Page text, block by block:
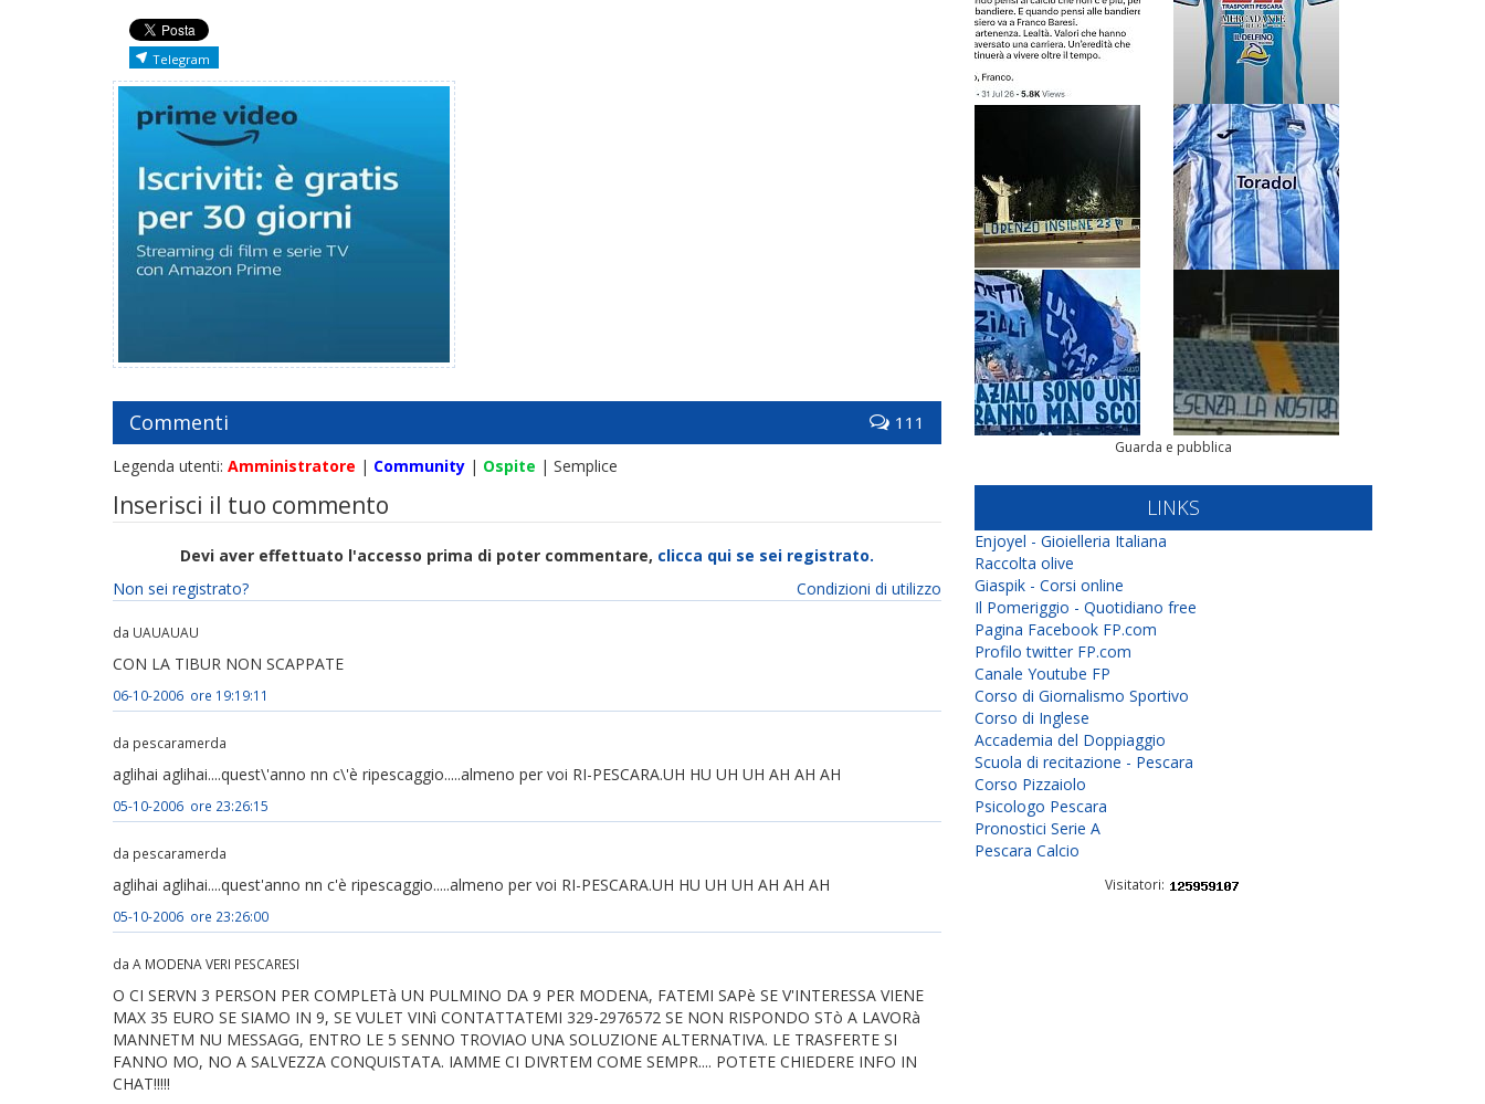
Telegram
Commenti 111
Legenda utenti: Amministratore | Community | Ospite | Semplice
Inserisci il tuo commento
Devi aver effettuato l'accesso prima di poter commentare, clicca qui se sei registrato.
Condizioni di utilizzo
Non sei registrato?
da UAUAUAU
CON LA TIBUR NON SCAPPATE
06-10-2006 ore 19:19:11
da pescaramerda
aglihai aglihai....quest\'anno nn c\'è ripescaggio.....almeno per voi RI-PESCARA.UH HU UH UH AH AH AH
05-10-2006 ore 23:26:15
da pescaramerda
aglihai aglihai....quest'anno nn c'è ripescaggio.....almeno per voi RI-PESCARA.UH HU UH UH AH AH AH
05-10-2006 ore 23:26:00
da A MODENA VERI PESCARESI
O CI SERVN 3 PERSON PER COMPLETà UN PULMINO DA 9 PER MODENA, FATEMI SAPè SE V'INTERESSA VIENE
MAX 35 EURO SE SIAMO IN 9, SE VULET VINì CONTATTATEMI 329-2976572 SE NON RISPONDO STò A LAVORà
MANNETM NU MESSAGG, ENTRO LE 5 SENNO TROVIAO UNA SOLUZIONE ALTERNATIVA. LE TRASFERTE SI
FANNO MO, NO A SALVEZZA CONQUISTATA. IAMME CI DIVRTEM COME SEMPR.... POTETE CHIEDERE INFO IN
CHAT!!!!!
Guarda e pubblica
LINKS
Enjoyel - Gioielleria Italiana
Raccolta olive
Giaspik - Corsi online
Il Pomeriggio - Quotidiano free
Pagina Facebook FP.com
Profilo twitter FP.com
Canale Youtube FP
Corso di Giornalismo Sportivo
Corso di Inglese
Accademia del Doppiaggio
Scuola di recitazione - Pescara
Corso Pizzaiolo
Psicologo Pescara
Pronostici Serie A
Pescara Calcio
Visitatori: